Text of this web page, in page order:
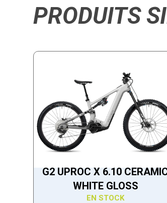
PRODUITS
G2 UPROC X 6.10
WHITE GLOSS
EN STOCK